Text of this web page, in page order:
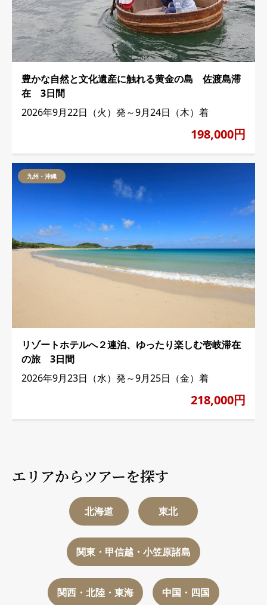
豊かな自然と文化遺産に触れる黄金の島 佐渡島滞
在 3日間
2026年9月22日（火）発～9月24日（木）着
198,000円
九州・沖縄
リゾートホテルへ２連泊、ゆったり楽しむ壱岐滞在
の旅 3日間
2026年9月23日（水）発～9月25日（金）着
218,000円
エリアからツアーを探す
北海道 東北
関東・甲信越・小笠原諸島
関西・北陸・東海 中国・四国